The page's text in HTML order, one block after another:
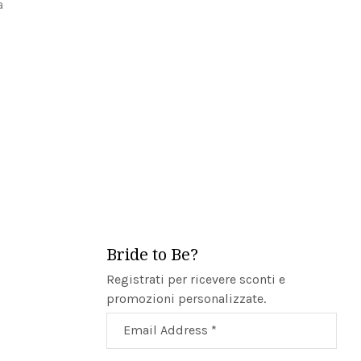
Bride to Be?
Registrati per ricevere sconti e
promozioni personalizzate.